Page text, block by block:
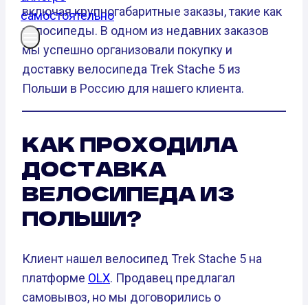
включая крупногабаритные заказы, такие как
велосипеды. В одном из недавних заказов
мы успешно организовали покупку и
доставку велосипеда Trek Stache 5 из
Польши в Россию для нашего клиента.
КАК ПРОХОДИЛА
ДОСТАВКА
ВЕЛОСИПЕДА ИЗ
ПОЛЬШИ?
Клиент нашел велосипед Trek Stache 5 на
платформе OLX. Продавец предлагал
самовывоз, но мы договорились о